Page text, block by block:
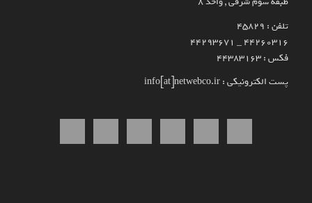
تلفن : 45829
۴۴۲۶۰۳۱۶ _ 44293671
فکس : 44383163
پست الکترونیکی : info[at]netwebco.ir